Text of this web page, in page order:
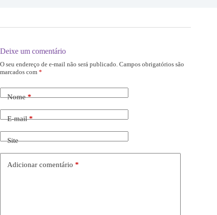
Deixe um comentário
O seu endereço de e-mail não será publicado. Campos obrigatórios são
marcados com *
Nome*
E-mail*
Site
Adicionar comentário *